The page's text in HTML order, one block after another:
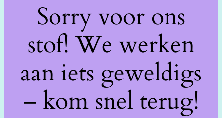
Sorry voor ons
stof! We werken
aan iets geweldigs
– kom snel terug!